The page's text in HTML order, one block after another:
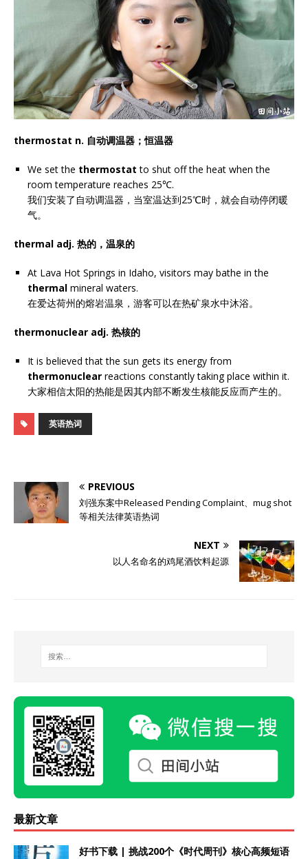
thermostat n. 自动调温器；恒温器
We set the thermostat to shut off the heat when the
room temperature reaches 25℃.
我们安装了自动调温器，当室温达到25℃时，就会自动停闭暖
气。
thermal adj. 热的，温泉的
At Lava Hot Springs in Idaho, visitors may bathe in the
thermal mineral waters.
在爱达荷州的熔岩温泉，游客可以在热矿泉水中沐浴。
thermonuclear adj. 热核的
It is believed that the sun gets its energy from
thermonuclear reactions constantly taking place within it.
大家相信太阳的热能是因其内部不断发生核能反应而产生的。
英语热词
PREVIOUS
刘强东案中Released Pending Complaint、mug shot
等相关法律英语热词
NEXT
以人名命名的鸡尾酒饮料起源
最新文章
好书下载 | 挑战200个《时代周刊》核心高频短语